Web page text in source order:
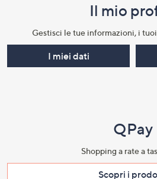
Il mio
Gestisci le tue informazioni, i
I miei dati
QPay
Shopping a rate a
Scopri i